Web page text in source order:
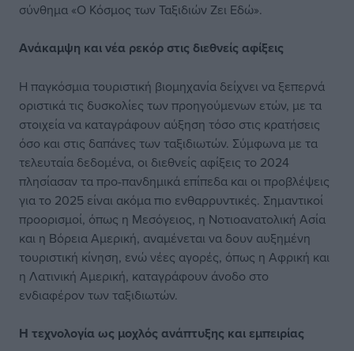
σύνθημα «Ο Κόσμος των Ταξιδιών Ζει Εδώ».
Ανάκαμψη και νέα ρεκόρ στις διεθνείς αφίξεις
Η παγκόσμια τουριστική βιομηχανία δείχνει να ξεπερνά
οριστικά τις δυσκολίες των προηγούμενων ετών, με τα
στοιχεία να καταγράφουν αύξηση τόσο στις κρατήσεις
όσο και στις δαπάνες των ταξιδιωτών. Σύμφωνα με τα
τελευταία δεδομένα, οι διεθνείς αφίξεις το 2024
πλησίασαν τα προ-πανδημικά επίπεδα και οι προβλέψεις
για το 2025 είναι ακόμα πιο ενθαρρυντικές. Σημαντικοί
προορισμοί, όπως η Μεσόγειος, η Νοτιοανατολική Ασία
και η Βόρεια Αμερική, αναμένεται να δουν αυξημένη
τουριστική κίνηση, ενώ νέες αγορές, όπως η Αφρική και
η Λατινική Αμερική, καταγράφουν άνοδο στο
ενδιαφέρον των ταξιδιωτών.
Η τεχνολογία ως μοχλός ανάπτυξης και εμπειρίας